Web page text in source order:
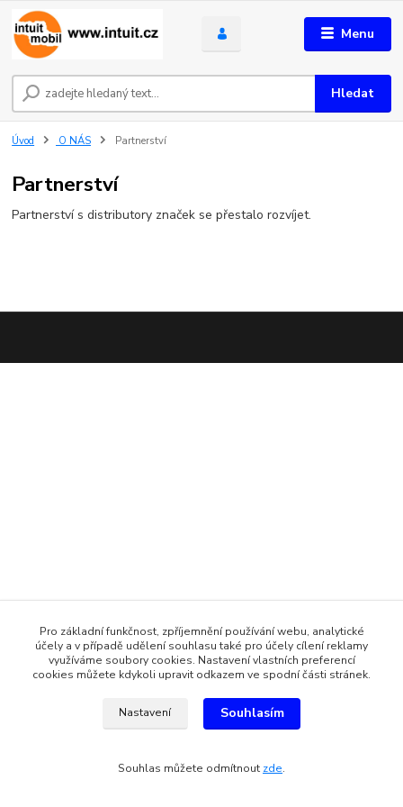
Menu
Hledat
Úvod O NÁS Partnerství
Partnerství
Partnerství s distributory značek se přestalo rozvíjet.
Pro základní funkčnost, zpříjemnění používání webu, analytické
účely a v případě udělení souhlasu také pro účely cílení reklamy
využíváme soubory cookies. Nastavení vlastních preferencí
cookies můžete kdykoli upravit odkazem ve spodní části stránek.
Nastavení Souhlasím
Souhlas můžete odmítnout zde.